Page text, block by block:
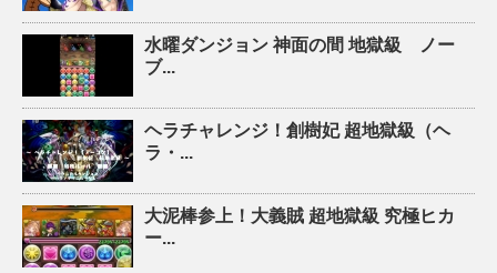
水曜ダンジョン 神面の間 地獄級 ノー
ブ...
ヘラチャレンジ！創樹妃 超地獄級（ヘ
ラ・...
大泥棒参上！大義賊 超地獄級 究極ヒカ
ー...